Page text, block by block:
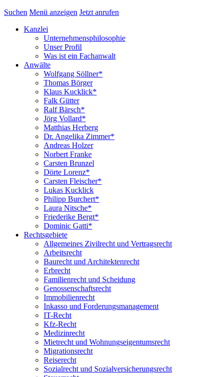
Suchen Menü anzeigen Jetzt anrufen
Kanzlei
Unternehmensphilosophie
Unser Profil
Was ist ein Fachanwalt
Anwälte
Wolfgang Söllner*
Thomas Börger
Klaus Kucklick*
Falk Gütter
Ralf Bärsch*
Jörg Vollard*
Matthias Herberg
Dr. Angelika Zimmer*
Andreas Holzer
Norbert Franke
Carsten Brunzel
Dörte Lorenz*
Carsten Fleischer*
Lukas Kucklick
Philipp Burchert*
Laura Nitsche*
Friederike Bergt*
Dominic Gatti*
Rechtsgebiete
Allgemeines Zivilrecht und Vertragsrecht
Arbeitsrecht
Baurecht und Architektenrecht
Erbrecht
Familienrecht und Scheidung
Genossenschaftsrecht
Immobilienrecht
Inkasso und Forderungsmanagement
IT-Recht
Kfz-Recht
Medizinrecht
Mietrecht und Wohnungseigentumsrecht
Migrationsrecht
Reiserecht
Sozialrecht und Sozialversicherungsrecht